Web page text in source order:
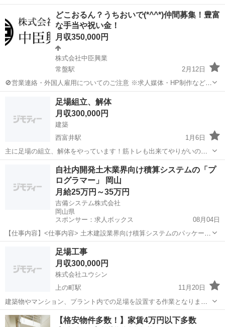
どこおるん？うちおいで(*^^*)仲間募集！豊富
な手当や祝い金！
月収350,000円
株式会社中臣興業
常盤駅
2月12日
🚫営業連絡・外国人雇用についてのご注意 ※求人媒体・HP制作などの
営業連絡は一切お断りしております。 ※当社では 特定技能実習生（外
国籍）の雇用は行っておりません。 ご理解とご協力をお願いいたしま
す。 【正社員募集...
常盤駅 鳶職
足場組立、解体
月収300,000円
建築
西富井駅
1月6日
主に足場の組立、解体をやっています！筋トレも出来てやりがいのあ
る仕事だと思います！希望休もあって昇給もあります👍給与も高い方
だとは思うので相談乗ります。未経験の方も歓迎ですのでぜひ気にな
ったら連絡ください！一緒に会社を盛り上...
西富井駅 鳶職 足場
自社内開発土木業界向け積算システムの「プ
ログラマー」 岡山
月給25万円～35万円
吉備システム株式会社
岡山県
スポンサー：求人ボックス
08月04日
【仕事内容】<仕事内容> 土木建設業界向け積算システムのパッケージ
ソフト開発を担当し、Windows版やクラウド版の設計・改良に携わり
ます。 土木建設業界向け積算システムのパッケージソフト開発
Windows版 および クラウド版...
足場工事
月収300,000円
株式会社ユウシン
上の町駅
11月20日
建築物やマンション、プラント内での足場を設置する作業となりま
す。 ・休憩時間 1日60分 ・休日 日曜日 ・有給休暇有り ・賞与
有り（年１回） ・昇給 有り（年１回）
岡山 倉敷市 上の町駅 鳶職 足場
【格安物件多数！】家賃4万円以下多数